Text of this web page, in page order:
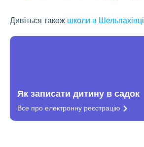
Дивіться також школи в Шельпахівці
Як записати дитину в садок
Все про електронну реєстрацію